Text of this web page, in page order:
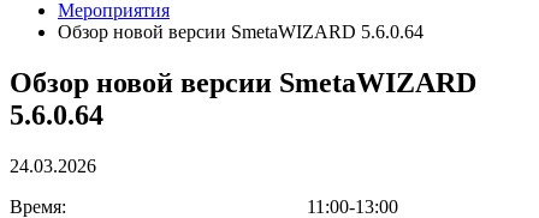
Мероприятия
Обзор новой версии SmetaWIZARD 5.6.0.64
Обзор новой версии SmetaWIZARD
5.6.0.64
24.03.2026
Время:
11:00-13:00